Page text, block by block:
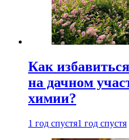
Как
на дачном
химии?
1 год спустя1 год спустя